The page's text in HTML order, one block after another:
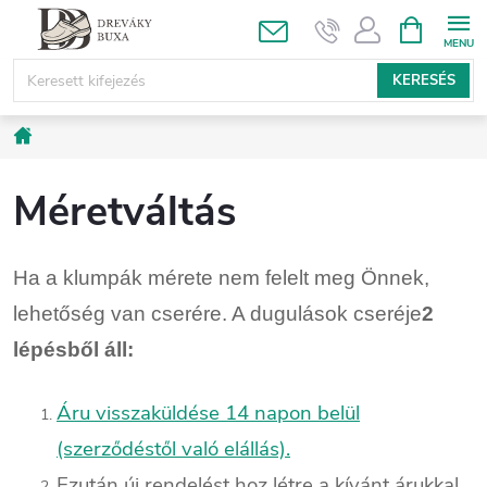
Ugrás
KERESÉS
KOSÁR
Kezdőlap
Méretváltás
Ha a klumpák mérete nem felelt meg Önnek,
lehetőség van cserére. A dugulások cseréje2
lépésből áll:
Áru visszaküldése 14 napon belül
(szerződéstől való elállás).